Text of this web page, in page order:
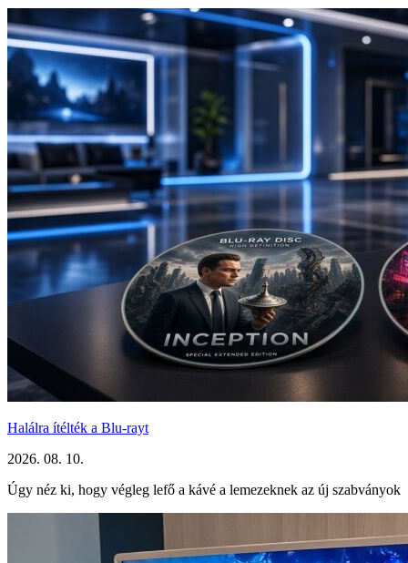
Halálra ítélték a Blu-rayt
2026. 08. 10.
Úgy néz ki, hogy végleg lefő a kávé a lemezeknek az új szabványok